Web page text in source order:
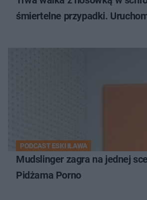
śmiertelne przypadki.
PODCAST ESKI IŁAWA
Mudslinger zagra na jednej
Pidżama Porno